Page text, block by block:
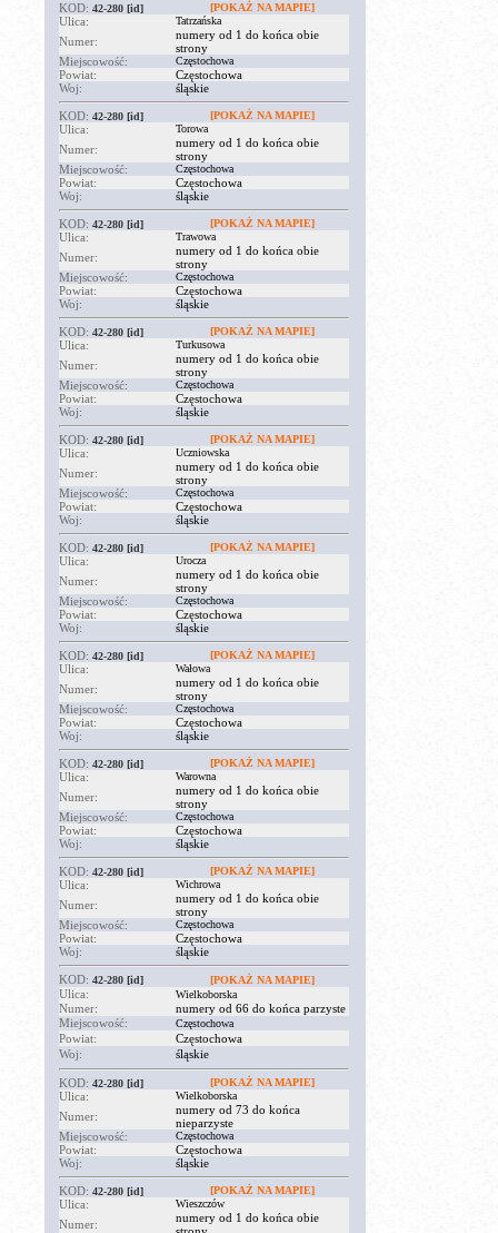
KOD: 42-280 [id] [POKAŻ NA MAPIE]
Ulica: Tatrzańska
Numer:
numery od 1 do końca obie
strony
Miejscowość:
Częstochowa
Powiat:
Częstochowa
Woj:
śląskie
KOD: 42-280 [id] [POKAŻ NA MAPIE]
Ulica: Torowa
Numer:
numery od 1 do końca obie
strony
Miejscowość:
Częstochowa
Powiat:
Częstochowa
Woj:
śląskie
KOD: 42-280 [id] [POKAŻ NA MAPIE]
Ulica: Trawowa
Numer:
numery od 1 do końca obie
strony
Miejscowość:
Częstochowa
Powiat:
Częstochowa
Woj:
śląskie
KOD: 42-280 [id] [POKAŻ NA MAPIE]
Ulica: Turkusowa
Numer:
numery od 1 do końca obie
strony
Miejscowość:
Częstochowa
Powiat:
Częstochowa
Woj:
śląskie
KOD: 42-280 [id] [POKAŻ NA MAPIE]
Ulica: Uczniowska
Numer:
numery od 1 do końca obie
strony
Miejscowość:
Częstochowa
Powiat:
Częstochowa
Woj:
śląskie
KOD: 42-280 [id] [POKAŻ NA MAPIE]
Ulica: Urocza
Numer:
numery od 1 do końca obie
strony
Miejscowość:
Częstochowa
Powiat:
Częstochowa
Woj:
śląskie
KOD: 42-280 [id] [POKAŻ NA MAPIE]
Ulica: Wałowa
Numer:
numery od 1 do końca obie
strony
Miejscowość:
Częstochowa
Powiat:
Częstochowa
Woj:
śląskie
KOD: 42-280 [id] [POKAŻ NA MAPIE]
Ulica: Warowna
Numer:
numery od 1 do końca obie
strony
Miejscowość:
Częstochowa
Powiat:
Częstochowa
Woj:
śląskie
KOD: 42-280 [id] [POKAŻ NA MAPIE]
Ulica: Wichrowa
Numer:
numery od 1 do końca obie
strony
Miejscowość:
Częstochowa
Powiat:
Częstochowa
Woj:
śląskie
KOD: 42-280 [id] [POKAŻ NA MAPIE]
Ulica: Wielkoborska
Numer:
numery od 66 do końca parzyste
Miejscowość:
Częstochowa
Powiat:
Częstochowa
Woj:
śląskie
KOD: 42-280 [id] [POKAŻ NA MAPIE]
Ulica: Wielkoborska
Numer:
numery od 73 do końca
nieparzyste
Miejscowość:
Częstochowa
Powiat:
Częstochowa
Woj:
śląskie
KOD: 42-280 [id] [POKAŻ NA MAPIE]
Ulica: Wieszczów
Numer:
numery od 1 do końca obie